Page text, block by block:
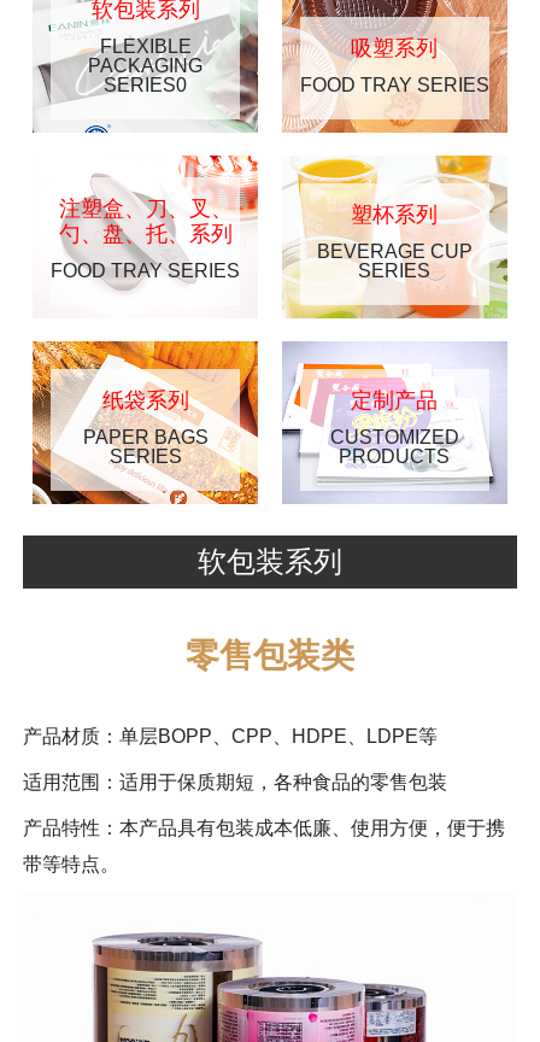
软包装系列
FLEXIBLE
PACKAGING
SERIES0
吸塑系列
FOOD TRAY SERIES
注塑盒、刀、叉、
勺、盘、托、系列
FOOD TRAY SERIES
塑杯系列
BEVERAGE CUP
SERIES
纸袋系列
PAPER BAGS
SERIES
定制产品
CUSTOMIZED
PRODUCTS
软包装系列
零售包装类
产品材质：单层BOPP、CPP、HDPE、LDPE等
适用范围：适用于保质期短，各种食品的零售包装
产品特性：本产品具有包装成本低廉、使用方便，便于携
带等特点。